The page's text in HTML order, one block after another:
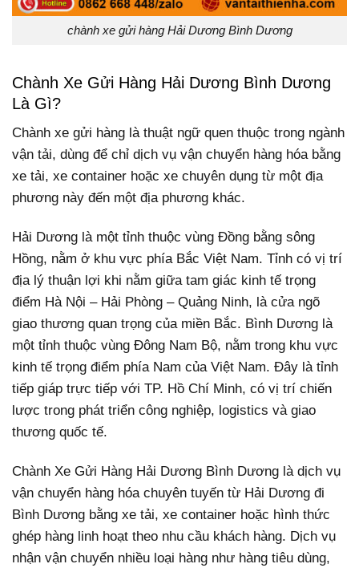
chành xe gửi hàng Hải Dương Bình Dương
Chành Xe Gửi Hàng Hải Dương Bình Dương
Là Gì?
Chành xe gửi hàng là thuật ngữ quen thuộc trong ngành
vận tải, dùng để chỉ dịch vụ vận chuyển hàng hóa bằng
xe tải, xe container hoặc xe chuyên dụng từ một địa
phương này đến một địa phương khác.
Hải Dương là một tỉnh thuộc vùng Đồng bằng sông
Hồng, nằm ở khu vực phía Bắc Việt Nam. Tỉnh có vị trí
địa lý thuận lợi khi nằm giữa tam giác kinh tế trọng
điểm Hà Nội – Hải Phòng – Quảng Ninh, là cửa ngõ
giao thương quan trọng của miền Bắc. Bình Dương là
một tỉnh thuộc vùng Đông Nam Bộ, nằm trong khu vực
kinh tế trọng điểm phía Nam của Việt Nam. Đây là tỉnh
tiếp giáp trực tiếp với TP. Hồ Chí Minh, có vị trí chiến
lược trong phát triển công nghiệp, logistics và giao
thương quốc tế.
Chành Xe Gửi Hàng Hải Dương Bình Dương là dịch vụ
vận chuyển hàng hóa chuyên tuyến từ Hải Dương đi
Bình Dương bằng xe tải, xe container hoặc hình thức
ghép hàng linh hoạt theo nhu cầu khách hàng. Dịch vụ
nhận vận chuyển nhiều loại hàng như hàng tiêu dùng,